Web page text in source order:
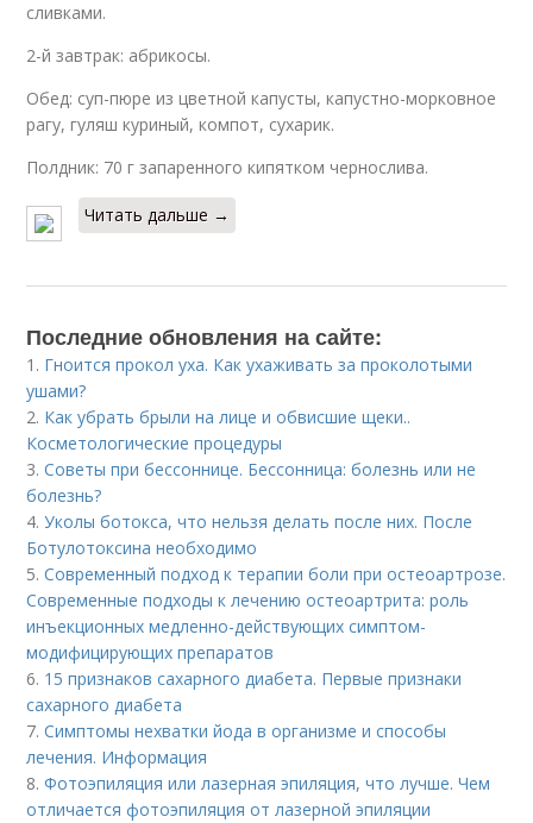
сливками.
2-й завтрак: абрикосы.
Обед: суп-пюре из цветной капусты, капустно-морковное
рагу, гуляш куриный, компот, сухарик.
Полдник: 70 г запаренного кипятком чернослива.
Читать дальше →
Последние обновления на сайте:
1. Гноится прокол уха. Как ухаживать за проколотыми
ушами?
2. Как убрать брыли на лице и обвисшие щеки..
Косметологические процедуры
3.Советы при бессоннице. Бессонница: болезнь или не
болезнь?
4.Уколы ботокса, что нельзя делать после них. После
Ботулотоксина необходимо
5.Современный подход к терапии боли при остеоартрозе.
Современные подходы к лечению остеоартрита: роль
инъекционных медленно-действующих симптом-
модифицирующих препаратов
6. 15 признаков сахарного диабета. Первые признаки
сахарного диабета
7.Симптомы нехватки йода в организме и способы
лечения. Информация
8.Фотоэпиляция или лазерная эпиляция, что лучше. Чем
отличается фотоэпиляция от лазерной эпиляции